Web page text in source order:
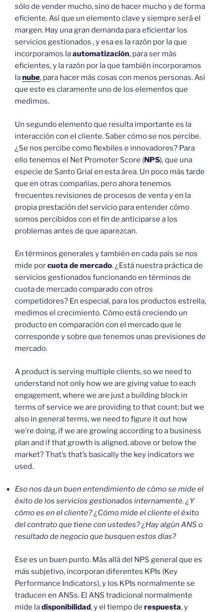
sólo de vender mucho, sino de hacer mucho y de forma
eficiente. Así que un elemento clave y siempre será el
margen. Hay una gran demanda para eficientar los
servicios gestionados , y esa es la razón por la que
incorporamos laautomatización, para ser más
eficientes, y la razón por la que también incorporamos
lanube, para hacer más cosas con menos personas. Así
que este es claramente uno de los elementos que
medimos.
Un segundo elemento que resulta importante es la
interacción con el cliente. Saber cómo se nos percibe.
¿Se nos percibe como flexbiles e innovadores? Para
ello tenemos el Net Promoter Score (NPS), que una
especie de Santo Grial en esta área. Un poco más tarde
que en otras compañías, pero ahora tenemos
frecuentes revisiones de procesos de venta y en la
propia prestación del servicio para entender cómo
somos percibidos con el fin de anticiparse a los
problemas antes de que aparezcan.
En términos generales y también en cada país se nos
mide porcuota de mercado. ¿Está nuestra práctica de
servicios gestionados funcionando en términos de
cuota de mercado comparado con otros
competidores? En especial, para los productos estrella,
medimos el crecimiento. Cómo está creciendo un
producto en comparación con el mercado que le
corresponde y sobre que tenemos unas previsiones de
mercado.
A product is serving multiple clients, so we need to
understand not only how we are giving value to each
engagement, where we are just a building block in
terms of service we are providing to that count; but we
also in general terms, we need to figure it out how
we’re doing, if we are growing according to a business
plan and if that growth is aligned, above or below the
market? That’s that’s basically the key indicators we
used.
Eso nos da un buen entendimiento de cómo se mide el
éxito de los servicios gestionados internamente. ¿Y
cómo es en el cliente? ¿Cómo mide el cliente el éxito
del contrato que tiene con ustedes? ¿Hay algún ANS o
resultado de negocio que busquen estos días?
Ese es un buen punto. Más allá del NPS general que es
más subjetivo, incorporan diferentes KPIs (Key
Performance Indicators), y los KPIs normalmente se
traducen en ANSs. El ANS tradicional normalmente
mide ladisponibilidad, y el tiempo de respuesta, y